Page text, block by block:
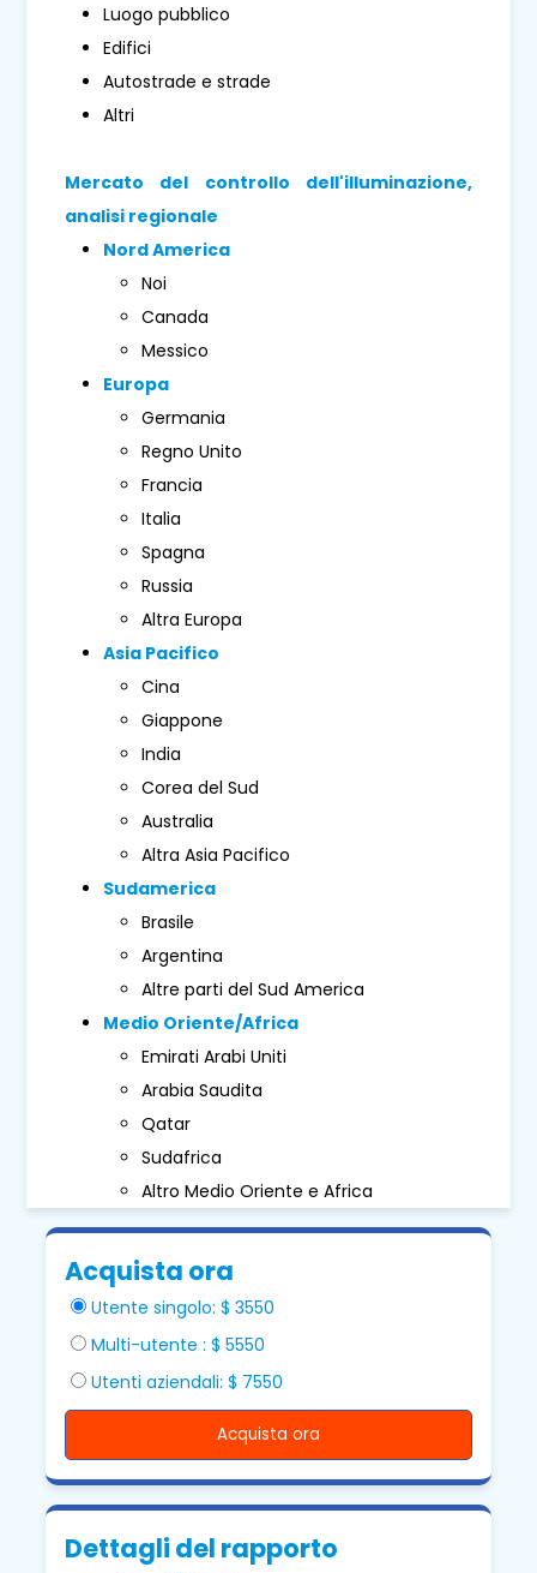
Luogo pubblico
Edifici
Autostrade e strade
Altri
Mercato del controllo dell'illuminazione,
analisi regionale
Nord America
Noi
Canada
Messico
Europa
Germania
Regno Unito
Francia
Italia
Spagna
Russia
Altra Europa
Asia Pacifico
Cina
Giappone
India
Corea del Sud
Australia
Altra Asia Pacifico
Sudamerica
Brasile
Argentina
Altre parti del Sud America
Medio Oriente/Africa
Emirati Arabi Uniti
Arabia Saudita
Qatar
Sudafrica
Altro Medio Oriente e Africa
Acquista ora
Utente singolo: $ 3550
Multi-utente : $ 5550
Utenti aziendali: $ 7550
Acquista ora
Dettagli del rapporto